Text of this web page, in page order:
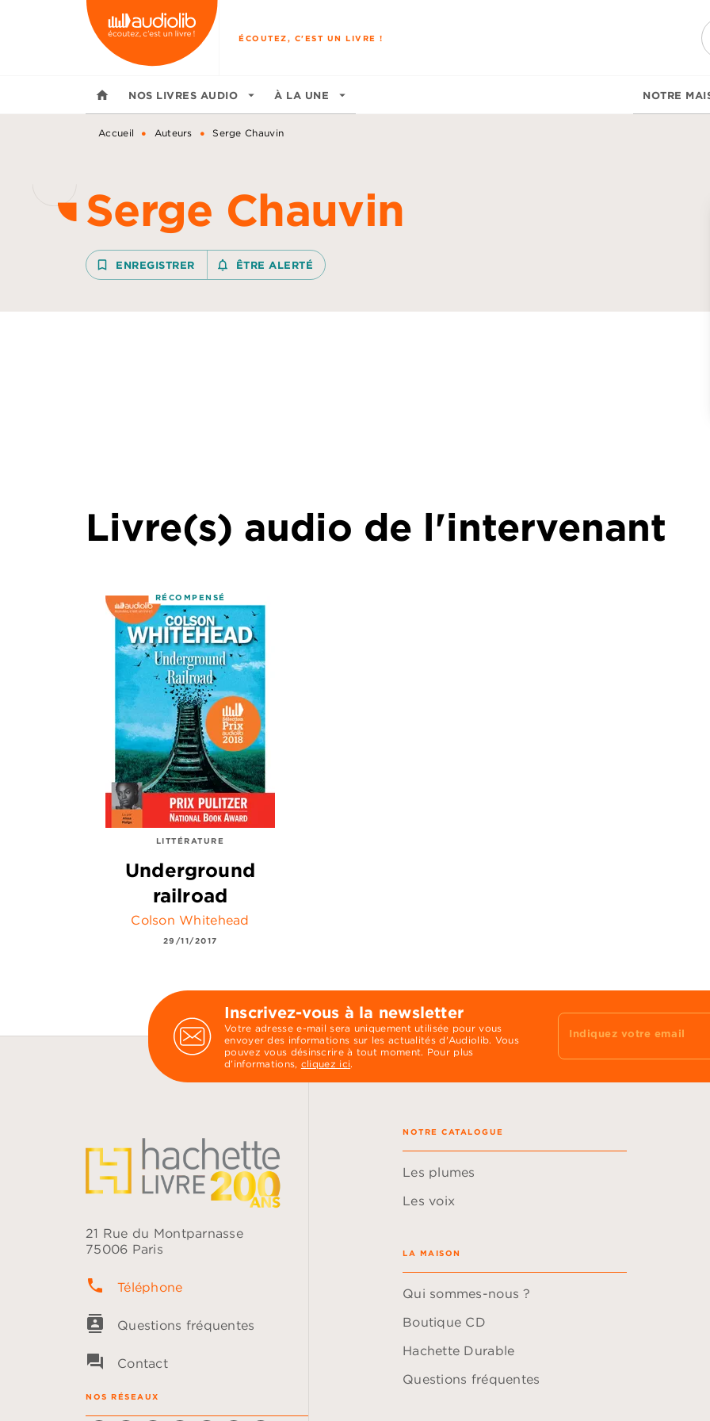
MENU RECHERCHE
ÉCOUTEZ, C'EST UN LIVRE !
home NOS LIVRES AUDIO arrow_drop_down À LA UNE arrow_drop_down NOTRE
Accueil • Auteurs • Serge Chauvin
Serge Chauvin
bookmark_border ENREGISTRER notifications_none_outlined
ÊTRE ALERTÉ
Livre(s) audio de l'intervenant
RÉCOMPENSÉ
LITTÉRATURE
Underground
railroad
Colson Whitehead
29/11/2017
Inscrivez-vous à la newsletter
Votre adresse e-mail sera uniquement utilisée pour vous
envoyer des informations sur les actualités d'Audiolib. Vous
pouvez vous désinscrire à tout moment. Pour plus
d’informations, cliquez ici.
Indiquez votre email
21 Rue du Montparnasse
75006 Paris
phone Téléphone
contacts Questions fréquentes
question_answer Contact
NOS RÉSEAUX
NOTRE CATALOGUE
Les plumes
Les voix
LA MAISON
Qui sommes-nous ?
Boutique CD
Hachette Durable
Questions fréquentes